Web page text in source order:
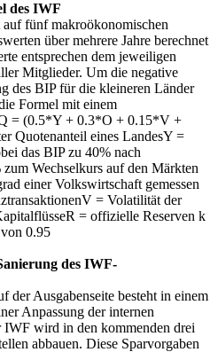
des IWF
fünf makroökonomischen
über mehrere Jahre berechnet
entsprechen dem jeweiligen
Mitglieder. Um die negative
des BIP für die kleineren Länder
Formel mit einem
= (0.5*Y + 0.3*O + 0.15*V +
Quotenanteil eines LandesY =
das BIP zu 40% nach
Wechselkurs auf den Märkten
einer Volkswirtschaft gemessen
= Volatilität der
= offizielle Reserven k
0.95
des IWF-
der Ausgabenseite besteht in einem
Anpassung der internen
wird in den kommenden drei
abbauen. Diese Sparvorgaben